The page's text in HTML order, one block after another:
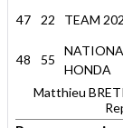
47 22 TEAM 202
48 55
HONDA
Matthieu